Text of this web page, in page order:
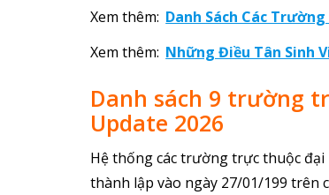
Xem thêm: Danh Sách Các
Xem thêm: Những Điều Tân Sinh
Danh sách 9 trường
Update 2026
Hệ thống các trường trực thuộc đại
thành lập vào ngày 27/01/199